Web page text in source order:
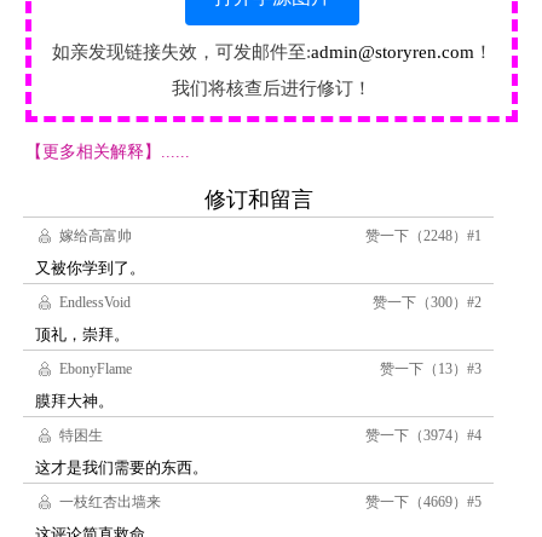
如亲发现链接失效，可发邮件至:admin@storyren.com ！
我们将核查后进行修订！
【更多相关解释】......